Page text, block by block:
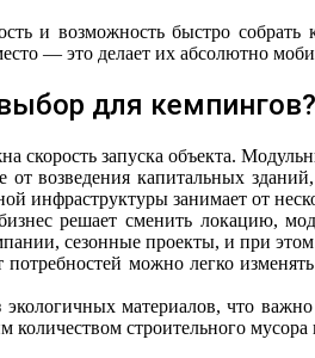
и возможность быстро собрать
— это делает их абсолютно
для кемпингов?
скорость запуска объекта.
возведения капитальных
инфраструктуры занимает от
решает сменить локацию,
сезонные проекты, и при
можно легко
материалов, что
строительного мусора